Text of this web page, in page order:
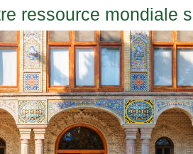
ressource mondiale